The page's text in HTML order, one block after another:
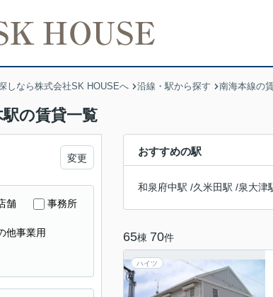
しなら株式会社SK HOUSEへ 沿線・駅から探す 南海本線の
の賃貸一覧
おすすめの駅
和泉府中駅 /久米田駅 /泉大津
65棟 70件
ハイツ
変更
舗 事務所
他事業用